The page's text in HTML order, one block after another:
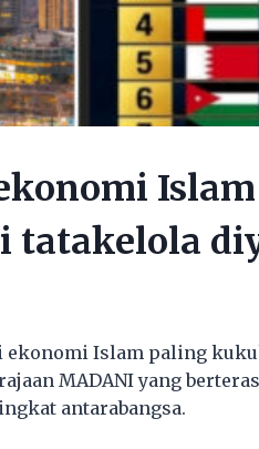
tatakelola
ekonomi Islam paling
MADANI yang
antarabangsa.